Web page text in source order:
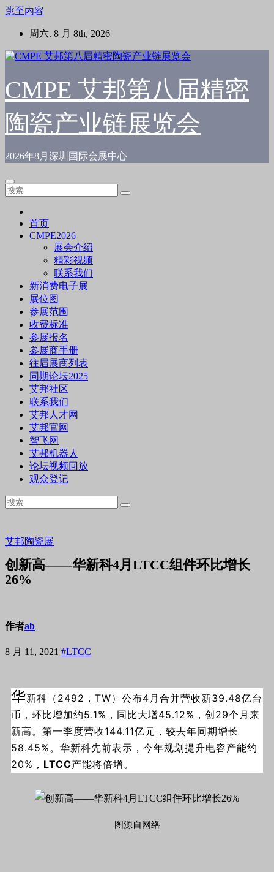
跳至内容
周六. 8 月 8th, 2026
CMPE 艾邦第八届精密
陶瓷产业链展览会
2026年8月深圳国际会展中心
首页
CMPE2026
展会介绍
精彩视频
联系我们
新消费电子展
展位图
参展范围
收费标准
参展报名
参展商手册
往届展商列表
同期论坛2025
艾邦社区
联系我们
艾邦人才网
艾邦官网
智飞网
艾邦机器人
论坛视频回放
观众登记
艾邦陶瓷展
创新高——华新科4月LTCC组件环比增长
26%
作者ab
8 月 11, 2021 #LTCC
华新科（2492，TW）公布4月合并营收新39.48亿台
币，环比增加约5.1%，同比大增45.12%，创29个月来
新高。第一季度营收144.11亿元，较去年同期增长
58.45%。华新科先前表示，今年规划提升电容产能约
20%， LTCC产能将倍增。
图源自网络